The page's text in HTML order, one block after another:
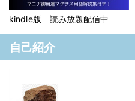
kindle版 読み放題配信中
自己紹介